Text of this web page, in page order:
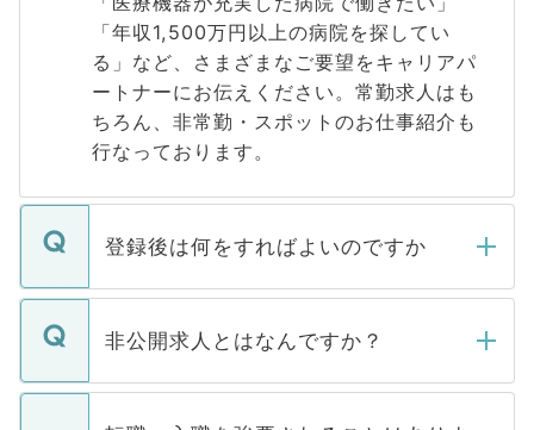
「年収1,500万円以上の病院を探してい
る」など、さまざまなご要望をキャリアパ
ートナーにお伝えください。常勤求人はも
ちろん、非常勤・スポットのお仕事紹介も
行なっております。
登録後は何をすればよいのですか
ご登録いただきましたら、弊社担当者がご
登録内容を確認し、その後メールもしくは
ます。通常、5営業日以内にはご連絡をせて
いただきますので、しばらくお待ちくださ
非公開求人とはなんですか？
マイナビDOCTORで取り扱っている求人の